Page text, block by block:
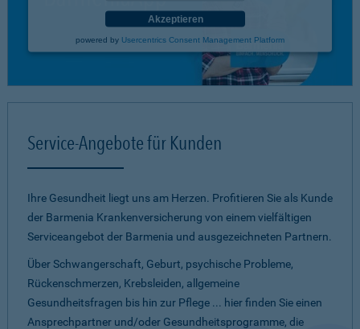
Akzeptieren
powered by Usercentrics Consent Management Platform
Service-Angebote für Kunden
Ihre Gesundheit liegt uns am Herzen. Profitieren Sie als Kunde
der Barmenia Krankenversicherung von einem vielfältigen
Serviceangebot der Barmenia und ausgezeichneten Partnern.
Über Schwangerschaft, Geburt, psychische Probleme,
Rückenschmerzen, Krebsleiden, allgemeine
Gesundheitsfragen bis hin zur Pflege ... hier finden Sie einen
Ansprechpartner und/oder Gesundheitsprogramme, die